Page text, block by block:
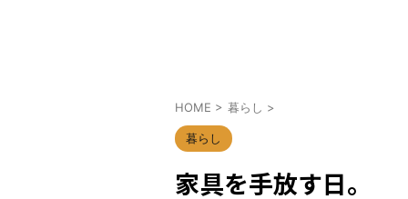
HOME > 暮らし >
暮らし
家具を手放す日。